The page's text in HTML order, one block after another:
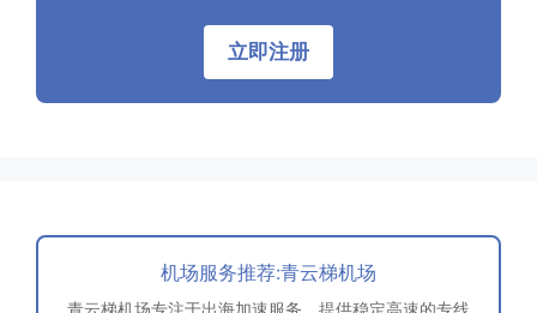
立即注册
机场服务推荐:青云梯机场
青云梯机场专注于出海加速服务，提供稳定高速的专线